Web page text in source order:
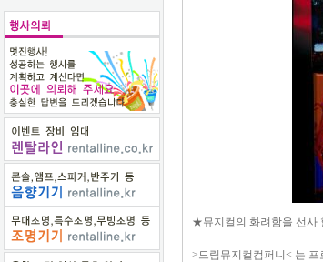
★뮤지컬의 화려함을 선사
>드림뮤지컬컴퍼니< 는 프